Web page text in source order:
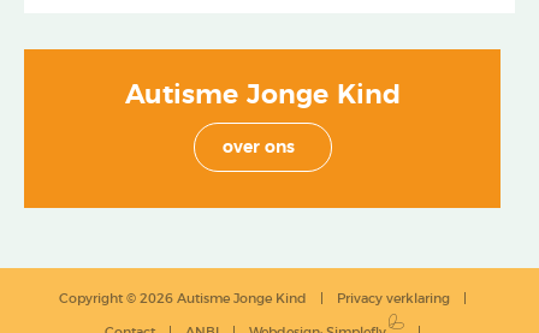
Autisme Jonge Kind
over ons
Copyright © 2026 Autisme Jonge Kind Privacy verklaring